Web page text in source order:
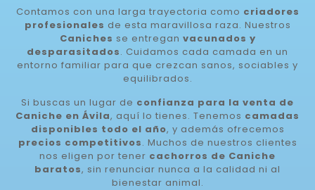
Contamos con una larga trayectoria como criadores
profesionales de esta maravillosa raza. Nuestros
Caniches se entregan vacunados y
desparasitados. Cuidamos cada camada en un
entorno familiar para que crezcan sanos, sociables y
equilibrados.
Si buscas un lugar de confianza para la venta de
Caniche en Ávila, aquí lo tienes. Tenemos camadas
disponibles todo el año, y además ofrecemos
precios competitivos. Muchos de nuestros clientes
nos eligen por tener cachorros de Caniche
baratos, sin renunciar nunca a la calidad ni al
bienestar animal.